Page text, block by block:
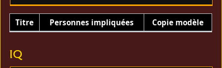
Titre Personnes impliquées Copie modèle
IQ